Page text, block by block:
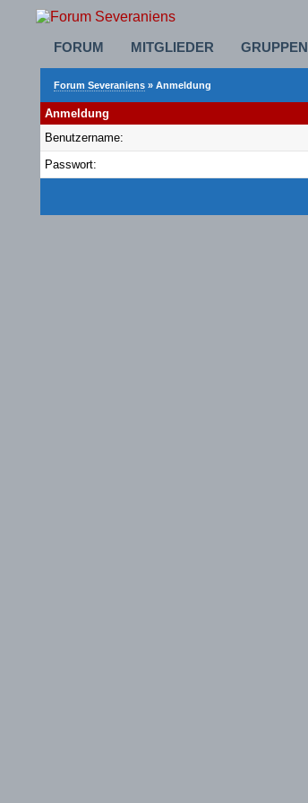
FORUM MITGLIEDER GRUPPEN
Forum Severaniens » Anmeldung
Anmeldung
Benutzername:
Passwort: